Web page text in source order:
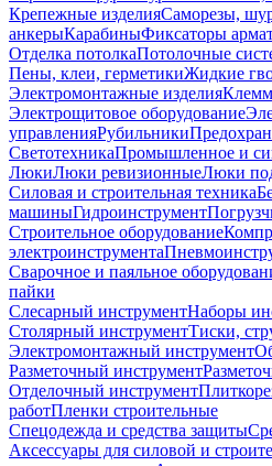
Крепежные изделияСаморезы,
анкерыКарабиныФиксаторы
Отделка потолкаПотолочные
Пены, клеи, герметикиЖидкие
Электромонтажные изделия
Электрощитовое оборудование
управленияРубильники
СветотехникаПромышленное и
ЛюкиЛюки ревизионныеЛюки
Силовая и строительная техника
машиныГидроинструмент
Строительное оборудование
электроинструмента
Сварочное и паяльное
пайки
Слесарный инструментНаборы
Столярный инструментТиски,
Электромонтажный инструмент
Разметочный инструмент
Отделочный инструмент
работПленки строительные
Спецодежда и средства защиты
Аксессуары для силовой и